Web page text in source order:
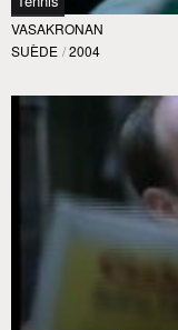
VASAKRONAN
SUÈDE / 2004